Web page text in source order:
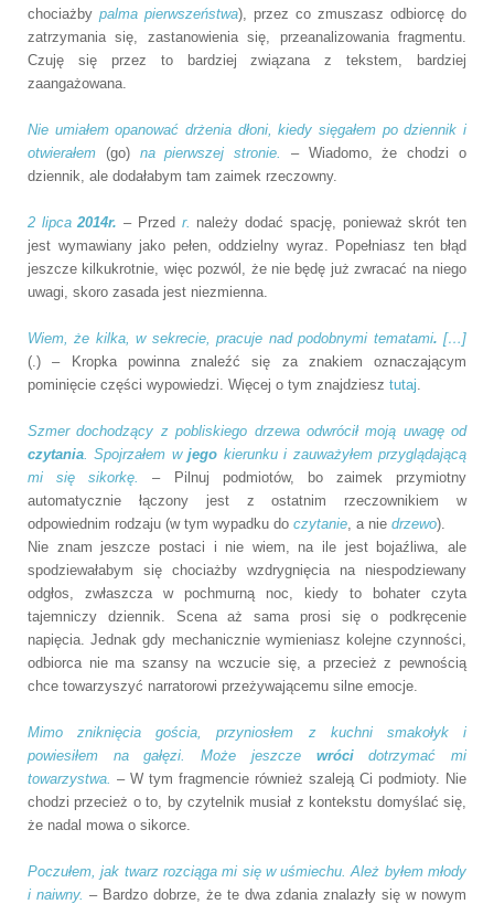
chociażby palma pierwszeństwa), przez co zmuszasz odbiorcę do
zatrzymania się, zastanowienia się, przeanalizowania fragmentu.
Czuję się przez to bardziej związana z tekstem, bardziej
zaangażowana.
Nie umiałem opanować drżenia dłoni, kiedy sięgałem po dziennik i
otwierałem (go) na pierwszej stronie. – Wiadomo, że chodzi o
dziennik, ale dodałabym tam zaimek rzeczowny.
2 lipca2014r. – Przed r. należy dodać spację, ponieważ skrót ten
jest wymawiany jako pełen, oddzielny wyraz. Popełniasz ten błąd
jeszcze kilkukrotnie, więc pozwól, że nie będę już zwracać na niego
uwagi, skoro zasada jest niezmienna.
Wiem, że kilka, w sekrecie, pracuje nad podobnymi tematami. […]
(.) – Kropka powinna znaleźć się za znakiem oznaczającym
pominięcie części wypowiedzi. Więcej o tym znajdziesz tutaj
Szmer dochodzący z pobliskiego drzewa odwrócił moją uwagę od
czytania . Spojrzałem wjego kierunku i zauważyłem przyglądającą
mi się sikorkę.– Pilnuj podmiotów, bo zaimek przymiotny
automatycznie łączony jest z ostatnim rzeczownikiem w
odpowiednim rodzaju (w tym wypadku do czytanie , a nie drzewo).
Nie znam jeszcze postaci i nie wiem, na ile jest bojaźliwa, ale
spodziewałabym się chociażby wzdrygnięcia na niespodziewany
odgłos, zwłaszcza w pochmurną noc, kiedy to bohater czyta
tajemniczy dziennik. Scena aż sama prosi się o podkręcenie
napięcia. Jednak gdy mechanicznie wymieniasz kolejne czynności,
odbiorca nie ma szansy na wczucie się, a przecież z pewnością
chce towarzyszyć narratorowi przeżywającemu silne emocje.
Mimo zniknięcia gościa, przyniosłem z kuchni smakołyk i
powiesiłem na gałęzi. Może jeszcze wrócidotrzymać mi
towarzystwa. – W tym fragmencie również szaleją Ci podmioty. Nie
chodzi przecież o to, by czytelnik musiał z kontekstu domyślać się,
że nadal mowa o sikorce.
Poczułem, jak twarz rozciąga mi się w uśmiechu. Ależ byłem młody
i naiwny. – Bardzo dobrze, że te dwa zdania znalazły się w nowym